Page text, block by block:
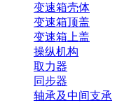
变速箱壳体
变速箱顶盖
变速箱上盖
操纵机构
取力器
同步器
轴承及中间支承